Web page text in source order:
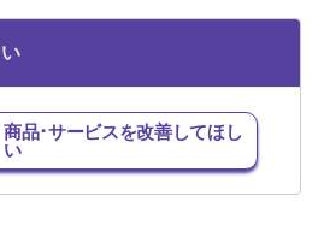
商品･サービスを改善してほし
い